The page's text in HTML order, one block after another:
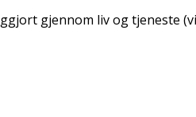
gjennom liv og tjeneste